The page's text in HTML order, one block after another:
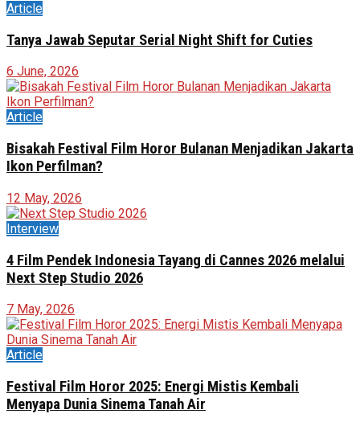
Article
Tanya Jawab Seputar Serial Night Shift for Cuties
6 June, 2026
Article
Bisakah Festival Film Horor Bulanan Menjadikan Jakarta
Ikon Perfilman?
12 May, 2026
Interview
4 Film Pendek Indonesia Tayang di Cannes 2026 melalui
Next Step Studio 2026
7 May, 2026
Article
Festival Film Horor 2025: Energi Mistis Kembali
Menyapa Dunia Sinema Tanah Air